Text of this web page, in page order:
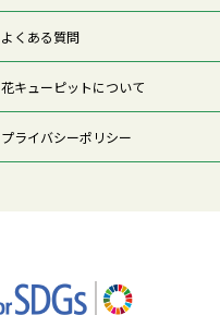
よくある質問
花キューピットについて
プライバシーポリシー